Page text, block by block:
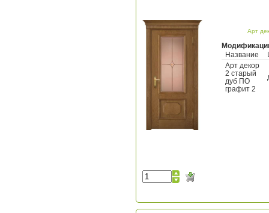
Арт
Название
Арт декор
2 старый
дуб ПО
графит 2